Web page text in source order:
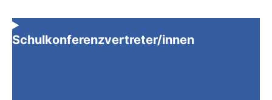
Schulkonferenzvertreter/innen